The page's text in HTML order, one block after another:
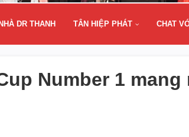
DR THANH TÂN HIỆP PHÁT CHAT
Number 1